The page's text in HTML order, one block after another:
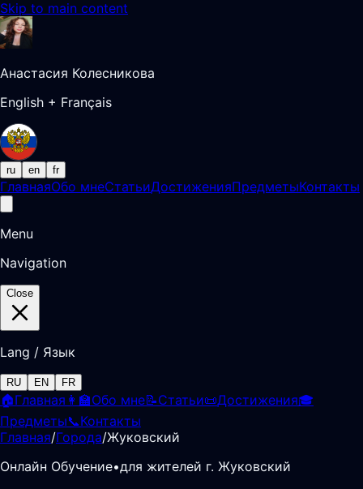
Skip to main content
Анастасия Колесникова
English + Français
ru en fr
ГлавнаяОбо мнеСтатьиДостиженияПредметыКонтакты
Menu
Navigation
Close
Lang / Язык
RU EN FR
🏠Главная 👩‍🏫Обо мне📝Статьи📜Достижения🎓
Предметы📞Контакты
Главная/Города/Жуковский
Онлайн Обучение•для жителей г. Жуковский